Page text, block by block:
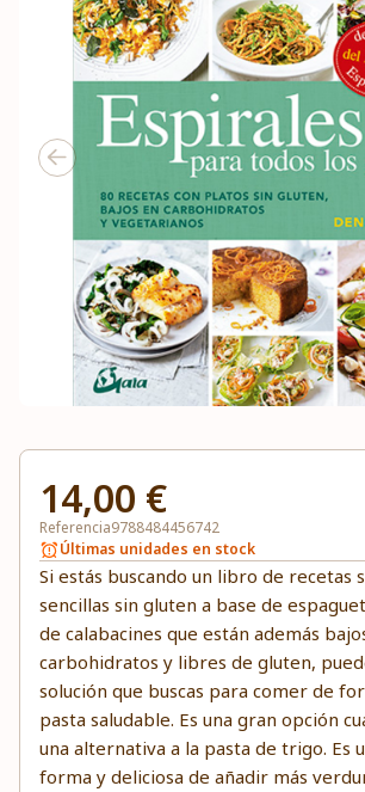
14,00 €
Referencia9788484456742
Últimas unidades en stock
Si estás buscando un libro de recetas
sencillas sin gluten a base de
de calabacines que están además
carbohidratos y libres de gluten,
solución que buscas para comer de
pasta saludable. Es una gran opción
una alternativa a la pasta de trigo. Es
forma y deliciosa de añadir más